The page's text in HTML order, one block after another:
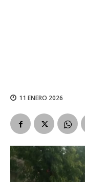
11 ENERO 2026